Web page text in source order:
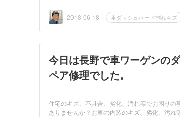
2018-06-18 車ダッシュボード割れキズ
今日は長野で車ワーゲンの
ペア修理でした。
住宅のキズ、不具合、劣化、汚れ等でお困り
ありませんか？お車の内装のキズ、劣化、汚れ